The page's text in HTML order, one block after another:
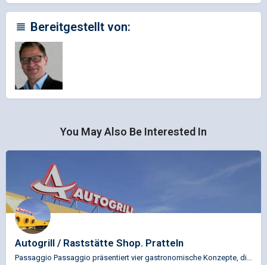
Bereitgestellt von:
You May Also Be Interested In
Autogrill / Raststätte Shop. Pratteln